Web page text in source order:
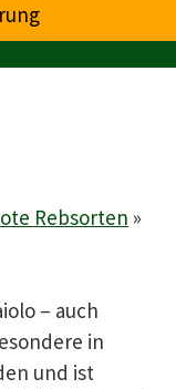
Rebsorten »
– auch
in
und ist